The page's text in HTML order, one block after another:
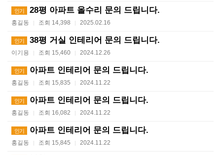
인기 28평 아파트 올수리 문의 드립니다.
홍길동 | 조회 14,398 | 2025.02.16
인기 38평 거실 인테리어 문의 드립니다.
이기용 | 조회 15,460 | 2024.12.26
인기 아파트 인테리어 문의 드립니다.
홍길동 | 조회 15,835 | 2024.11.22
인기 아파트 인테리어 문의 드립니다.
홍길동 | 조회 16,082 | 2024.11.22
인기 아파트 인테리어 문의 드립니다.
홍길동 | 조회 15,845 | 2024.11.22